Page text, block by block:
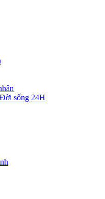
sống 24H